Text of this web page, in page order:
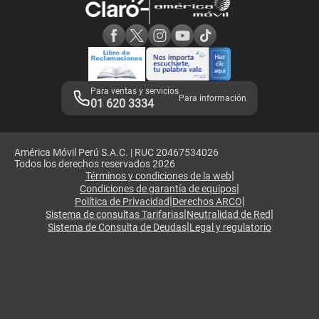
Adquirientes iPhone 6, 6S y SE
Mensaje de Seguridad
Términos y Condiciones de Tienda Claro
Libro de Reclamaciones
Legales de marketplace
Para ventas y servicios
01 620 3334 Para información
América Móvil Perú S.A.C. | RUC 20467534026
Todos los derechos reservados 2026
Términos y condiciones de la web|
Condiciones de garantía de equipos|
Política de Privacidad|Derechos ARCO|
Sistema de consultas Tarifarias|Neutralidad de Red|
Sistema de Consulta de Deudas|Legal y regulatorio